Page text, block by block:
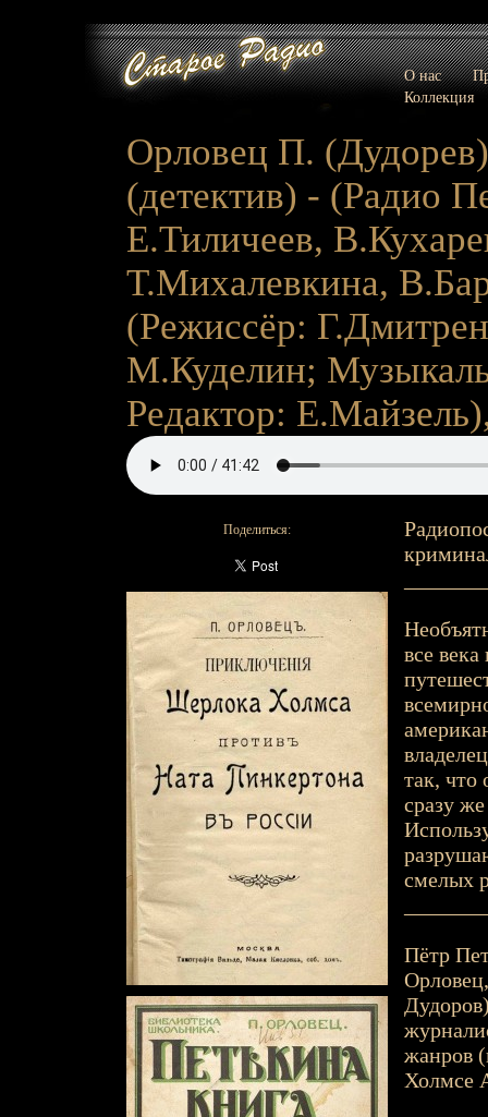
О нас
Коллекция
Орловец П.
(детектив) - (Радио
Е.Тиличеев,
Т.Михалевкина,
(Режиссёр:
М.Куделин;
Редактор:
Поделиться:
все
так, что
сразу
смелых
Пётр
жанров
Холмсе